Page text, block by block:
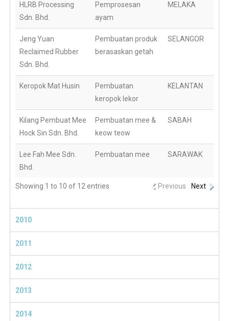
HLRB Processing
Sdn. Bhd.
Pemprosesan
ayam
MELAKA
Jeng Yuan
Reclaimed Rubber
Sdn. Bhd.
Pembuatan produk
berasaskan getah
SELANGOR
Keropok Mat Husin
Pembuatan
keropok lekor
KELANTAN
Kilang Pembuat Mee
Hock Sin Sdn. Bhd.
Pembuatan mee &
keow teow
SABAH
Lee Fah Mee Sdn.
Bhd.
Pembuatan mee SARAWAK
Showing 1 to 10 of 12 entries Previous Next
2010
2011
2012
2013
2014